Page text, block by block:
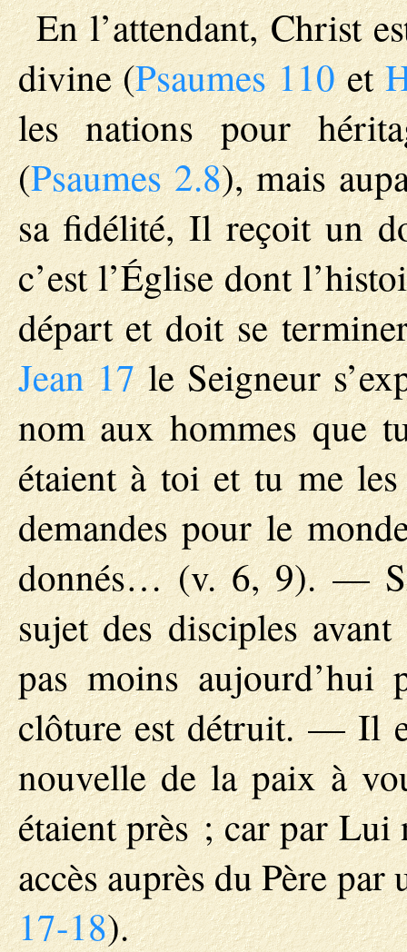
En l’attendant, Christ
divine (Psaumes 110et
les nations pour
(Psaumes 2.8), mais
sa fidélité, Il reçoit un
c’est l’Église dont
départ et doit se
Jean 17le Seigneur
nom aux hommes que
étaient à toi et tu me
demandes pour le
donnés… (v. 6, 9). — Si
sujet des disciples
pas moins
clôture est détruit. — Il
nouvelle de la paix à
étaient près ; car par Lui
accès auprès du Père
17-18).